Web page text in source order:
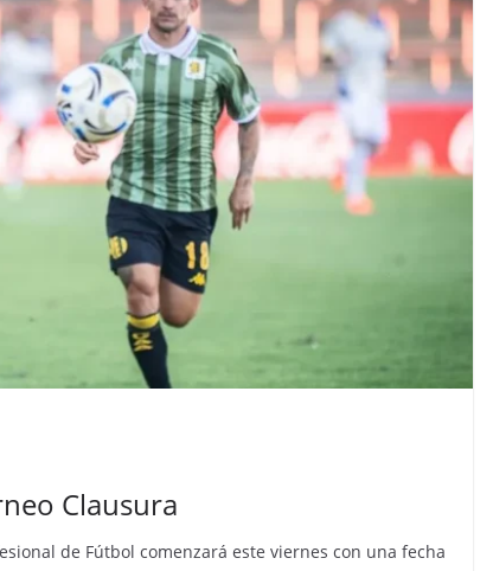
Clausura
de Fútbol comenzará este viernes con una fecha